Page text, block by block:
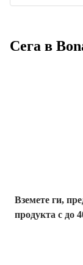
Сега в
Вземете ги,
продукта с до